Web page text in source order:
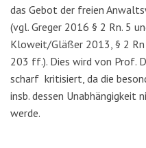
das Gebot der freien
(vgl. Greger 2016 § 2 Rn. 5
Kloweit/Gläßer 2013, § 2
203 ff.). Dies wird von Prof.
scharf kritisiert, da die
insb. dessen Unabhängigkeit
werde.